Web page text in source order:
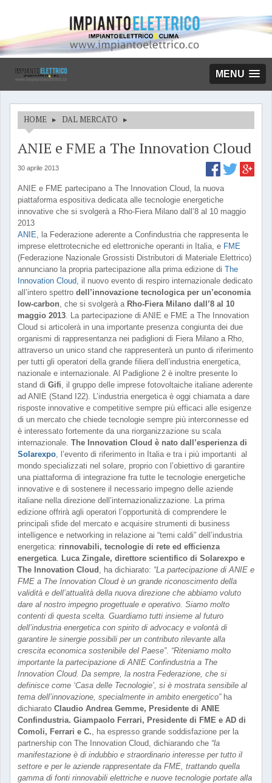
MENU
HOME ▸ DAL MERCATO ▸
ANIE e FME a The Innovation Cloud
30 aprile 2013
ANIE e FME partecipano a The Innovation Cloud, la nuova
piattaforma espositiva dedicata alle tecnologie energetiche
innovative che si svolgerà a Rho-Fiera Milano dall’8 al 10 maggio
2013
ANIE, la Federazione aderente a Confindustria che rappresenta le
imprese elettrotecniche ed elettroniche operanti in Italia, e FME
(Federazione Nazionale Grossisti Distributori di Materiale Elettrico)
annunciano la propria partecipazione alla prima edizione di The
Innovation Cloud, il nuovo evento di respiro internazionale dedicato
all’intero spettro dell’innovazione tecnologica per un’economia
low-carbon, che si svolgerà a Rho-Fiera Milano dall’8 al 10
maggio 2013. La partecipazione di ANIE e FME a The Innovation
Cloud si articolerà in una importante presenza congiunta dei due
organismi di rappresentanza nei padiglioni di Fiera Milano a Rho,
attraverso un unico stand che rappresenterà un punto di riferimento
per tutti gli operatori della grande filiera dell’industria energetica,
nazionale e internazionale. Al Padiglione 2 è inoltre presente lo
stand di Gifi, il gruppo delle imprese fotovoltaiche italiane aderente
ad ANIE (Stand I22). L’industria energetica è oggi chiamata a dare
risposte innovative e competitive sempre più efficaci alle esigenze
di un mercato che chiede tecnologie sempre più interconnesse ed
è interessato fortemente da una riorganizzazione su scala
internazionale. The Innovation Cloud è nato dall’esperienza di
Solarexpo, l’evento di riferimento in Italia e tra i più importanti al
mondo specializzati nel solare, proprio con l’obiettivo di garantire
una piattaforma di integrazione fra tutte le tecnologie energetiche
innovative e di sostenere il necessario impegno delle aziende
italiane nella direzione dell’internazionalizzazione. La prima
edizione offrirà agli operatori l’opportunità di comprendere le
principali sfide del mercato e acquisire strumenti di business
intelligence e networking in relazione ai “temi caldi” dell’industria
energetica: rinnovabili, tecnologie di rete ed efficienza
energetica. Luca Zingale, direttore scientifico di Solarexpo e
The Innovation Cloud , ha dichiarato: “La partecipazione di ANIE e
FME a The Innovation Cloud è un grande riconoscimento della
validità e dell’attualità della nuova direzione che abbiamo voluto
dare al nostro impegno progettuale e operativo. Siamo molto
contenti di questa scelta. Guardiamo tutti insieme al futuro
dell’industria energetica con spirito di advocacy e volontà di
garantire le sinergie possibili per un contributo rilevante alla
crescita economica sostenibile del Paese”. “Riteniamo molto
importante la partecipazione di ANIE Confindustria a The
Innovation Cloud. Da sempre, la nostra Federazione, che si
definisce come ‘Casa delle Tecnologie’, si è mostrata sensibile al
tema dell’innovazione, specialmente in ambito energetico”ha
dichiarato Claudio Andrea Gemme, Presidente di ANIE
Confindustria. Giampaolo Ferrari, Presidente di FME e AD di
Comoli, Ferrari e C., ha espresso grande soddisfazione per la
partnership con The Innovation Cloud, dichiarando che “la
manifestazione è di indubbio e straordinario interesse per tutto il
settore e per le aziende rappresentate da FME, trattando quella
gamma di fonti rinnovabili elettriche e nuove tecnologie portate alla